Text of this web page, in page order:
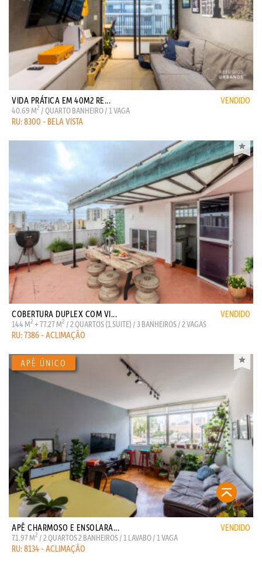
VIDA PRÁTICA EM 40M2 RE... VENDIDO
40.69 M2 / QUARTO BANHEIRO / 1 VAGA
RU: 8300 - BELA VISTA
COBERTURA DUPLEX COM VI... VENDIDO
144 M2 + 77.27 M2 / 2 QUARTOS (1 SUITE) / 3 BANHEIROS / 2 VAGAS
RU: 7386 - ACLIMAÇÃO
APÊ CHARMOSO E ENSOLARA... VENDIDO
71.97 M2 / 2 QUARTOS 2 BANHEIROS / 1 LAVABO / 1 VAGA
RU: 8134 - ACLIMAÇÃO